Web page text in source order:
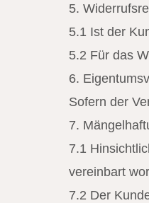
5.
5.1 Ist der
5.2 Für das
6.
Sofern der
7.
7.1
vereinbart
7.2 Der